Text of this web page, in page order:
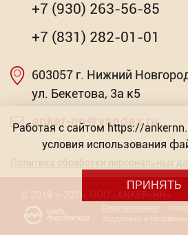
Рондоль RDR 60 с
1.63Р
-
В КОРЗИНУ
Насадка для МФИ ЗУБР
мрамор,
Торговых
от
+7 (930) 263-56-85
+7 (831) 282-01-01
603057 г. Нижний
ул. Бекетова, 3а к5
anker-nn@yandex.ru
Политика обработки персональных
© 2019 – 2026 ООО «АНКЕР-НН»
Смартмеханика –
поддержка и
Работая с сайтом https://
условия использования
ПРИНЯТЬ